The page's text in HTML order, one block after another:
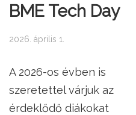
BME Tech Day
2026. április 1.
A 2026-os évben is
szeretettel várjuk az
érdeklődő diákokat